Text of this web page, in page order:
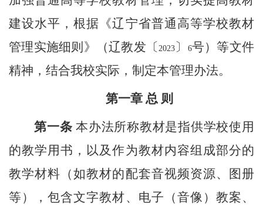
建设水平，根据《辽宁省普通高等学校教材
管理实施细则》（辽教发〔2023 〕 6号）等文件
精神，结合我校实际，制定本管理办法。
第一章 总 则
第一条 本办法所称教材是指供学校使用
的教学用书，以及作为教材内容组成部分的
教学材料（如教材的配套音视频资源、图册
等），包含文字教材、电子（音像）教案、